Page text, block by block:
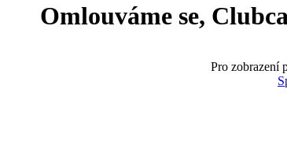
Omlouváme se,
Pro zobrazení